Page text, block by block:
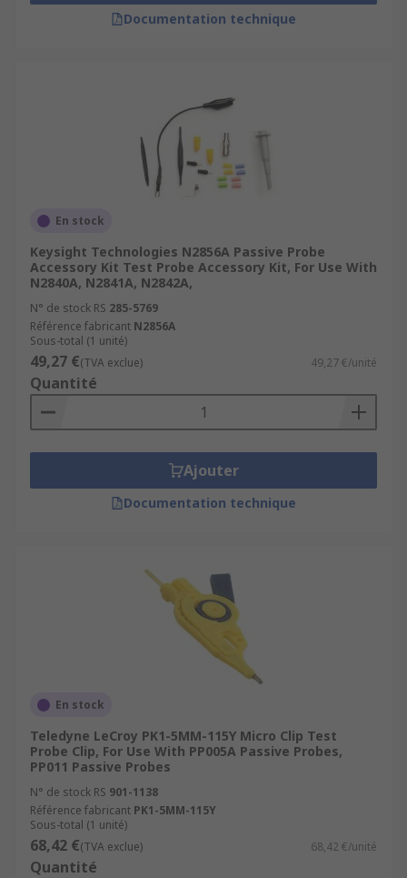
Documentation technique
En stock
Keysight Technologies N2856A Passive Probe
Accessory Kit Test Probe Accessory Kit, For Use With
N2840A, N2841A, N2842A,
N° de stock RS 285-5769
Référence fabricant N2856A
Sous-total (1 unité)
49,27 €(TVA exclue) 49,27 €/unité
Quantité
Ajouter
Documentation technique
En stock
Teledyne LeCroy PK1-5MM-115Y Micro Clip Test
Probe Clip, For Use With PP005A Passive Probes,
PP011 Passive Probes
N° de stock RS 901-1138
Référence fabricant PK1-5MM-115Y
Sous-total (1 unité)
68,42 €(TVA exclue) 68,42 €/unité
Quantité